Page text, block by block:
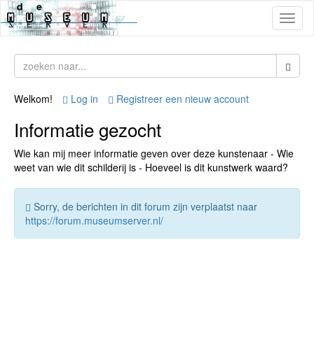
Welkom! Log in Registreer een nieuw account
Informatie gezocht
Wie kan mij meer informatie geven over deze kunstenaar - Wie
weet van wie dit schilderij is - Hoeveel is dit kunstwerk waard?
Sorry, de berichten in dit forum zijn verplaatst naar
https://forum.museumserver.nl/